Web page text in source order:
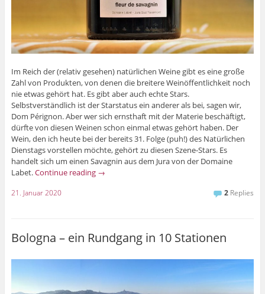
Im Reich der (relativ gesehen) natürlichen Weine gibt es eine große
Zahl von Produkten, von denen die breitere Weinöffentlichkeit noch
nie etwas gehört hat. Es gibt aber auch echte Stars.
Selbstverständlich ist der Starstatus ein anderer als bei, sagen wir,
Dom Pérignon. Aber wer sich ernsthaft mit der Materie beschäftigt,
dürfte von diesen Weinen schon einmal etwas gehört haben. Der
Wein, den ich heute bei der bereits 31. Folge (puh!) des Natürlichen
Dienstags vorstellen möchte, gehört zu diesen Szene-Stars. Es
handelt sich um einen Savagnin aus dem Jura von der Domaine
Labet.Continue reading →
21. Januar 2020 2 Replies
Bologna – ein Rundgang in 10 Stationen